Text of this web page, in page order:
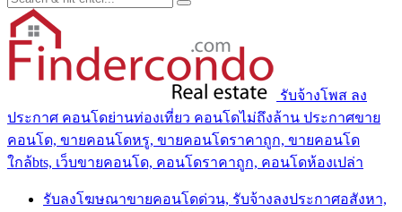
รับจ้างโพส ลง
ประกาศ คอนโดย่านท่องเที่ยว คอนโดไม่ถึงล้าน ประกาศขาย
คอนโด, ขายคอนโดหรู, ขายคอนโดราคาถูก, ขายคอนโด
ใกล้bts, เว็บขายคอนโด, คอนโดราคาถูก, คอนโดห้องเปล่า
รับลงโฆษณาขายคอนโดด่วน, รับจ้างลงประกาศอสังหา,